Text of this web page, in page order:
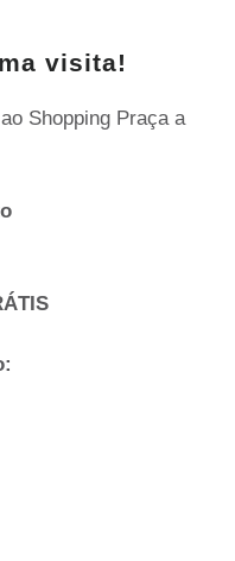
visita!
Shopping Praça a